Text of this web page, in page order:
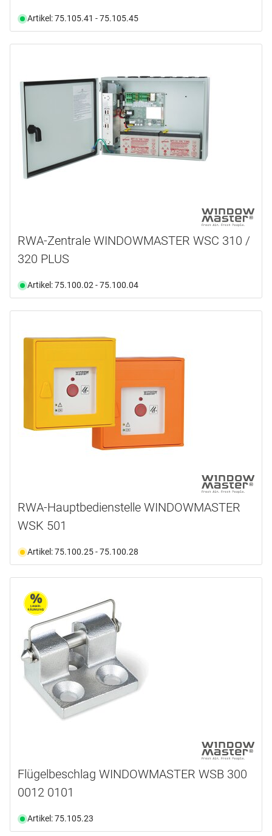
Artikel: 75.105.41 - 75.105.45
RWA-Zentrale WINDOWMASTER WSC 310 /
320 PLUS
Artikel: 75.100.02 - 75.100.04
RWA-Hauptbedienstelle WINDOWMASTER
WSK 501
Artikel: 75.100.25 - 75.100.28
Flügelbeschlag WINDOWMASTER WSB 300
0012 0101
Artikel: 75.105.23